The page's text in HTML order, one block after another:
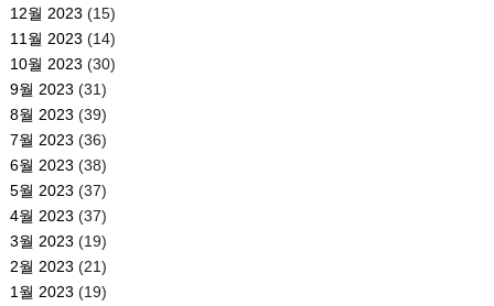
12월 2023 (15)
11월 2023 (14)
10월 2023 (30)
9월 2023 (31)
8월 2023 (39)
7월 2023 (36)
6월 2023 (38)
5월 2023 (37)
4월 2023 (37)
3월 2023 (19)
2월 2023 (21)
1월 2023 (19)